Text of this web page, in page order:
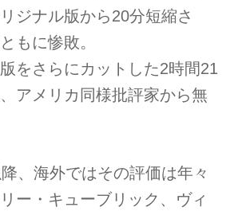
ジナル版から20分短縮さ
もに惨敗。
をさらにカットした2時間21
アメリカ同様批評家から無
、海外ではその評価は年々
ー・キューブリック、ヴィ